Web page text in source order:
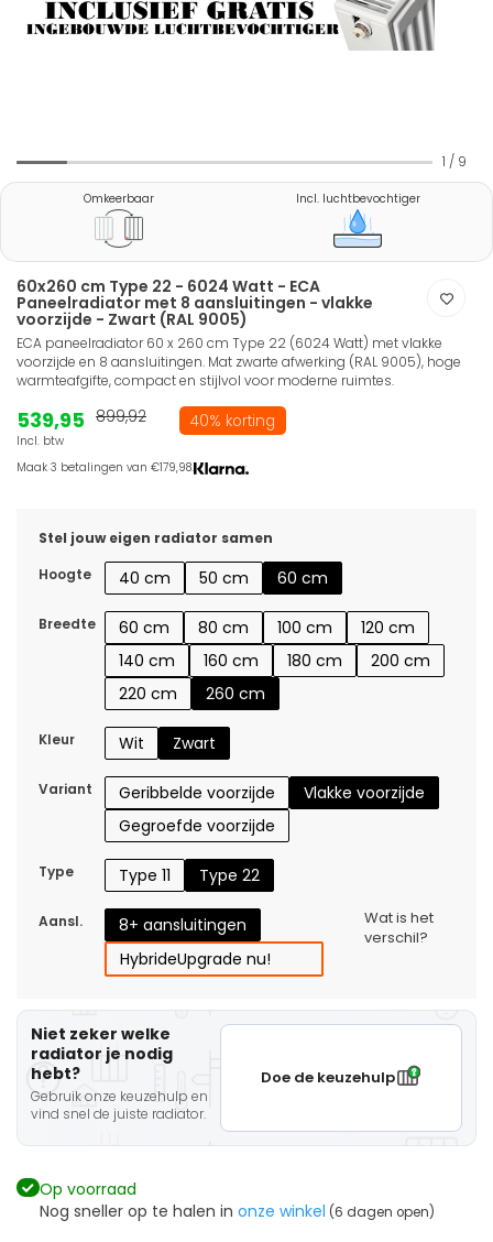
1 / 9
Omkeerbaar Incl. luchtbevochtiger
60x260 cm Type 22 - 6024 Watt - ECA
Paneelradiator met 8 aansluitingen - vlakke
voorzijde - Zwart (RAL 9005)
ECA paneelradiator 60 x 260 cm Type 22 (6024 Watt) met vlakke
voorzijde en 8 aansluitingen. Mat zwarte afwerking (RAL 9005), hoge
warmteafgifte, compact en stijlvol voor moderne ruimtes.
539,95
Incl. btw
899,92 40% korting
Maak 3 betalingen van €179,98.
Stel jouw eigen radiator samen
Hoogte
40 cm 50 cm 60 cm
Breedte 60 cm 80 cm 100 cm
120 cm
140 cm
160 cm 180 cm
200 cm
220 cm
260 cm
Kleur Wit Zwart
Variant Geribbelde voorzijde
Vlakke voorzijde
Gegroefde voorzijde
Type Type 11 Type 22
Aansl.
8+ aansluitingen
HybrideUpgrade nu!
Wat is het
verschil?
Niet zeker welke
radiator je nodig
hebt?
Gebruik onze keuzehulp en
vind snel de juiste radiator.
Doe de keuzehulp
Op voorraad
Nog sneller op te halen in onze winkel (6 dagen open)